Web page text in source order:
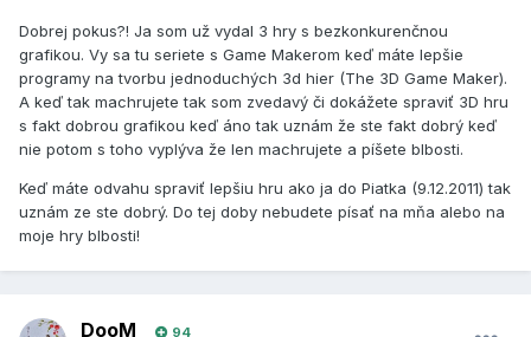
Dobrej pokus?! Ja som už vydal 3 hry s bezkonkurenčnou
grafikou. Vy sa tu seriete s Game Makerom keď máte lepšie
programy na tvorbu jednoduchých 3d hier (The 3D Game Maker).
A keď tak machrujete tak som zvedavý či dokážete spraviť 3D hru
s fakt dobrou grafikou keď áno tak uznám že ste fakt dobrý keď
nie potom s toho vyplýva že len machrujete a píšete blbosti.
Keď máte odvahu spraviť lepšiu hru ako ja do Piatka (9.12.2011) tak
uznám ze ste dobrý. Do tej doby nebudete písať na mňa alebo na
moje hry blbosti!
DooM 94